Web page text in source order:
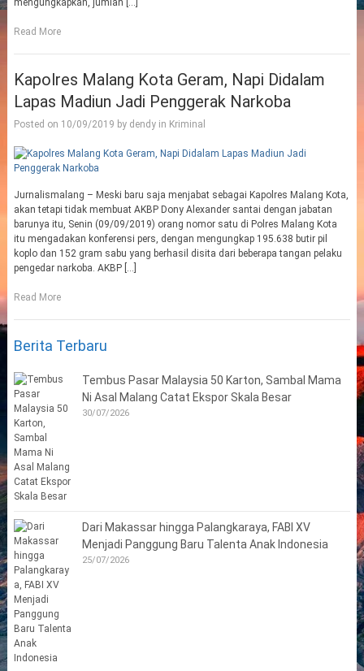
Read More
Kapolres Malang Kota Geram, Napi Didalam
Lapas Madiun Jadi Penggerak Narkoba
Posted on 10/09/2019 by dendyin Kriminal
Jurnalismalang – Meski baru saja menjabat sebagai Kapolres Malang Kota,
akan tetapi tidak membuat AKBP Dony Alexander santai dengan jabatan
barunya itu, Senin (09/09/2019) orang nomor satu di Polres Malang Kota
itu mengadakan konferensi pers, dengan mengungkap 195.638 butir pil
koplo dan 152 gram sabu yang berhasil disita dari beberapa tangan pelaku
pengedar narkoba. AKBP […]
Read More
Berita Terbaru
Tembus Pasar Malaysia 50 Karton, Sambal Mama
Ni Asal Malang Catat Ekspor Skala Besar
30/07/2026
Dari Makassar hingga Palangkaraya, FABI XV
Menjadi Panggung Baru Talenta Anak Indonesia
25/07/2026